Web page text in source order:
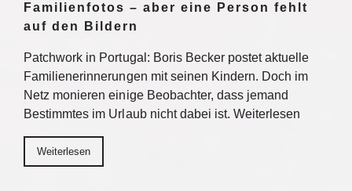
Familienfotos – aber eine Person fehlt
auf den Bildern
Patchwork in Portugal: Boris Becker postet aktuelle
Familienerinnerungen mit seinen Kindern. Doch im
Netz monieren einige Beobachter, dass jemand
Bestimmtes im Urlaub nicht dabei ist. Weiterlesen
Weiterlesen